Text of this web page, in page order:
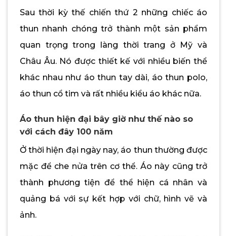
Sau thời kỳ thế chiến thứ 2 những chiếc áo
thun nhanh chóng trở thành một sản phẩm
quan trọng trong làng thời trang ở Mỹ và
Châu Âu. Nó được thiết kế với nhiều biến thể
khác nhau như áo thun tay dài, áo thun polo,
áo thun cổ tim và rất nhiều kiểu áo khác nữa.
Áo thun hiện đại bây giờ như thế nào so
với cách đây 100 năm
Ở thời hiện đại ngày nay, áo thun thường được
mặc để che nửa trên cơ thể. Áo này cũng trở
thành phương tiện để thể hiện cá nhân và
quảng bá với sự kết hợp với chữ, hình vẽ và
ảnh.